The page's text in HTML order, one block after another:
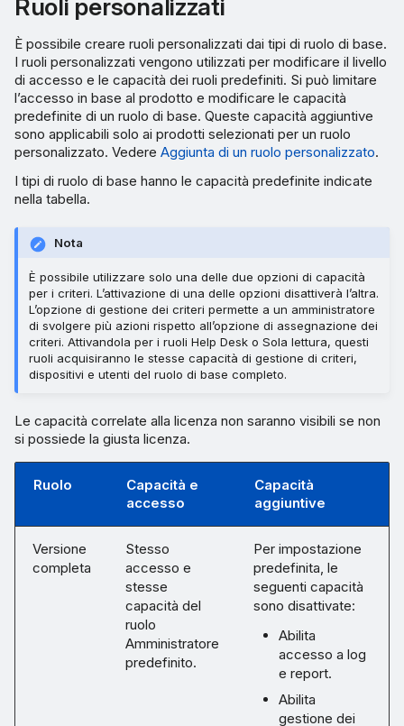
Ruoli personalizzati
È possibile creare ruoli personalizzati dai tipi di ruolo di base.
I ruoli personalizzati vengono utilizzati per modificare il livello
di accesso e le capacità dei ruoli predefiniti. Si può limitare
l’accesso in base al prodotto e modificare le capacità
predefinite di un ruolo di base. Queste capacità aggiuntive
sono applicabili solo ai prodotti selezionati per un ruolo
personalizzato. Vedere Aggiunta di un ruolo personalizzato.
I tipi di ruolo di base hanno le capacità predefinite indicate
nella tabella.
Nota
È possibile utilizzare solo una delle due opzioni di capacità
per i criteri. L’attivazione di una delle opzioni disattiverà l’altra.
L’opzione di gestione dei criteri permette a un amministratore
di svolgere più azioni rispetto all’opzione di assegnazione dei
criteri. Attivandola per i ruoli Help Desk o Sola lettura, questi
ruoli acquisiranno le stesse capacità di gestione di criteri,
dispositivi e utenti del ruolo di base completo.
Le capacità correlate alla licenza non saranno visibili se non
si possiede la giusta licenza.
Ruolo
Capacità e
accesso
Capacità
aggiuntive
Versione
completa
Stesso
accesso e
stesse
capacità del
ruolo
Amministratore
predefinito.
Per impostazione
predefinita, le
seguenti capacità
sono disattivate:
Abilita
accesso a log
e report.
Abilita
gestione dei